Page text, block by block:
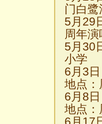
门白
5月29
周年
5月30
小学
6月3
地点：
6月8
地点：